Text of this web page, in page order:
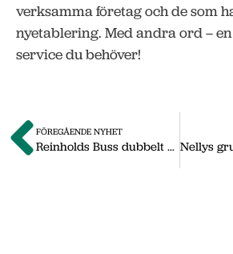
verksamma företag och de som
nyetablering. Med andra ord –
service du behöver!
FÖREGÅENDE NYHET
Reinholds Buss dubbelt så stora som 2012